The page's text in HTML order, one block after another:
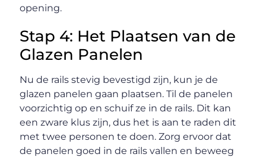
opening.
Stap 4: Het Plaatsen van de
Glazen Panelen
Nu de rails stevig bevestigd zijn, kun je de
glazen panelen gaan plaatsen. Til de panelen
voorzichtig op en schuif ze in de rails. Dit kan
een zware klus zijn, dus het is aan te raden dit
met twee personen te doen. Zorg ervoor dat
de panelen goed in de rails vallen en beweeg